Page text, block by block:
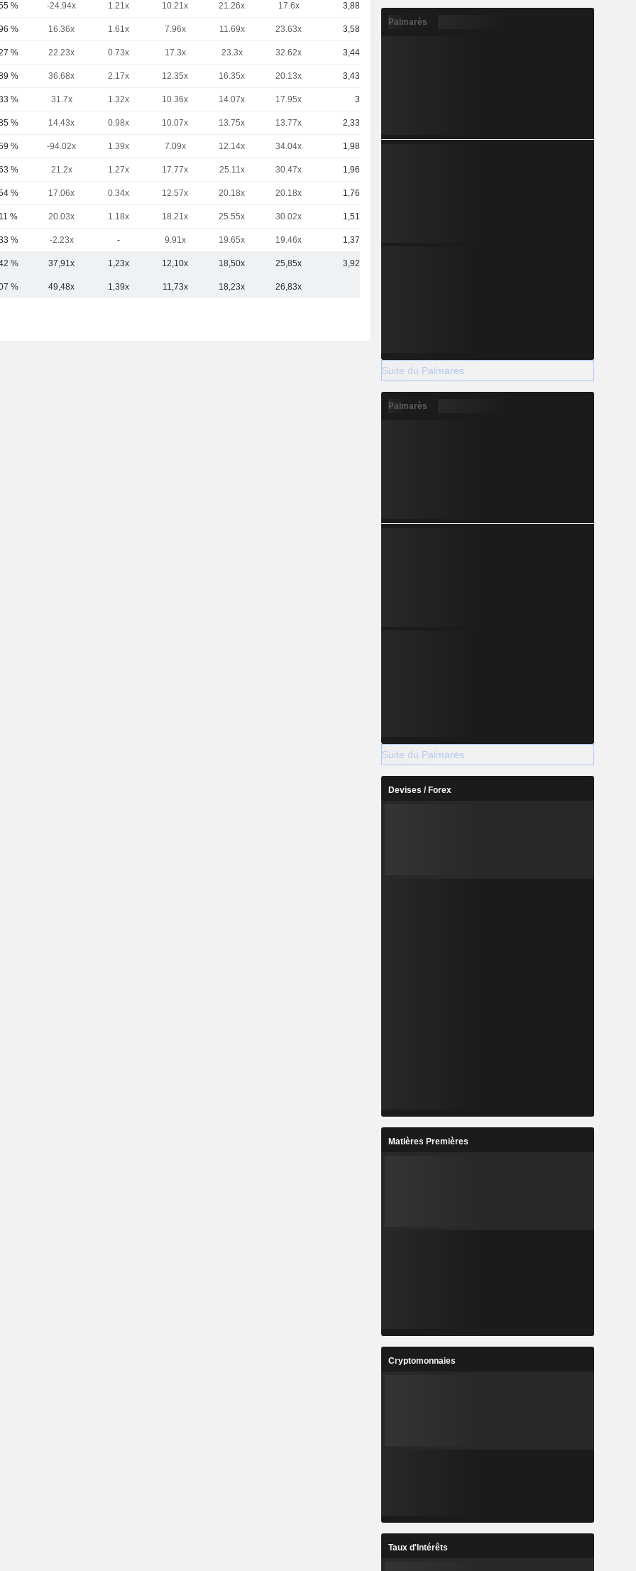
% -24.94x 1.21x 10.21x 21.26x 17.6x 3,88 Md
% 16.36x 1.61x 7.96x 11.69x 23.63x 3,58 Md
% 22.23x 0.73x 17.3x 23.3x 32.62x 3,44 Md
% 36.68x 2.17x 12.35x 16.35x 20.13x 3,43 Md
% 31.7x 1.32x 10.36x 14.07x 17.95x 3 Md
% 14.43x 0.98x 10.07x 13.75x 13.77x 2,33 Md
% -94.02x 1.39x 7.09x 12.14x 34.04x 1,98 Md
% 21.2x 1.27x 17.77x 25.11x 30.47x 1,96 Md
% 17.06x 0.34x 12.57x 20.18x 20.18x 1,76 Md
% 20.03x 1.18x 18.21x 25.55x 30.02x 1,51 Md
% -2.23x - 9.91x 19.65x 19.46x 1,37 Md
% 37,91x 1,23x 12,10x 18,50x 25,85x 3,92 Md
% 49,48x 1,39x 11,73x 18,23x 26,83x
Palmarès
Suite du Palmarès
Palmarès
Suite du Palmarès
Devises / Forex
Matières Premières
Cryptomonnaies
Taux d'Intérêts